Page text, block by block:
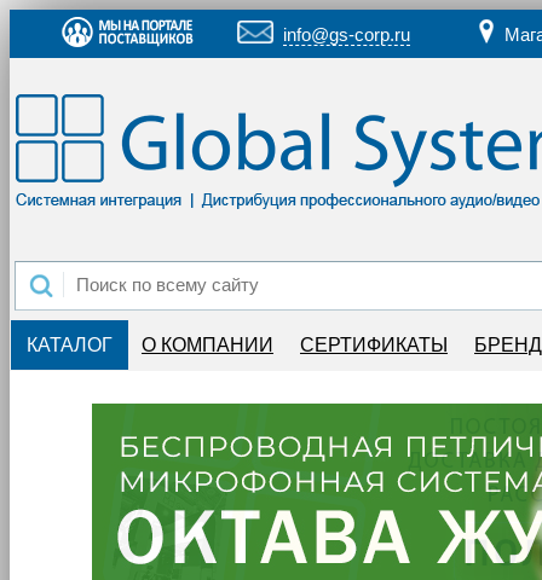
info@gs-corp.ru
КАТАЛОГ О КОМПАНИИ СЕРТИФИКАТЫ